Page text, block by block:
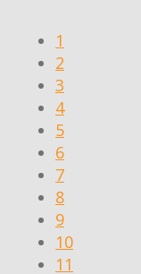
1
2
3
4
5
6
7
8
9
10
11